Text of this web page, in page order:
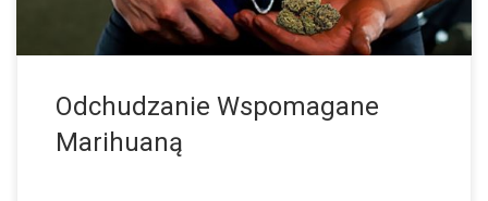
Odchudzanie Wspomagane
Marihuaną